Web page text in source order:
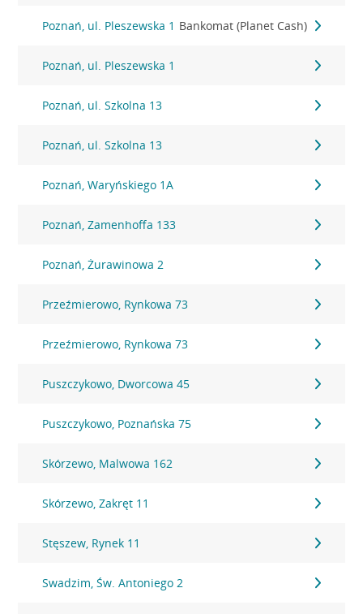
Poznań, ul. Pleszewska 1 Bankomat (Planet Cash)
Poznań, ul. Pleszewska 1
Poznań, ul. Szkolna 13
Poznań, ul. Szkolna 13
Poznań, Waryńskiego 1A
Poznań, Zamenhoffa 133
Poznań, Żurawinowa 2
Przeźmierowo, Rynkowa 73
Przeźmierowo, Rynkowa 73
Puszczykowo, Dworcowa 45
Puszczykowo, Poznańska 75
Skórzewo, Malwowa 162
Skórzewo, Zakręt 11
Stęszew, Rynek 11
Swadzim, Św. Antoniego 2